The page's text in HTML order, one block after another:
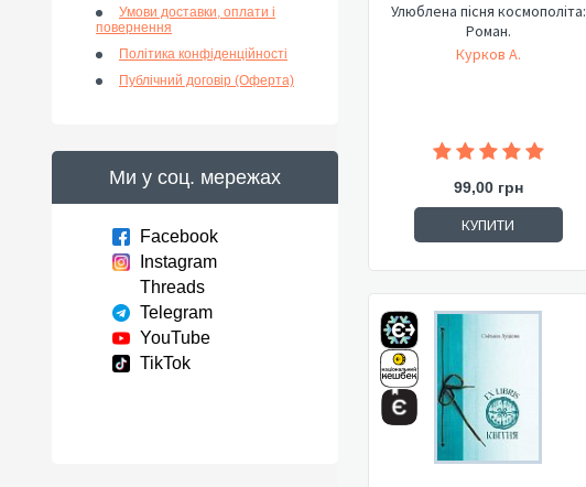
Умови доставки, оплати і
повернення
Політика конфіденційності
Публічний договір (Оферта)
Ми у соц. мережах
Facebook
Instagram
Threads
Telegram
YouTube
TikTok
Улюблена пісня космополіта:
Роман.
Курков А.
99,00 грн
КУПИТИ